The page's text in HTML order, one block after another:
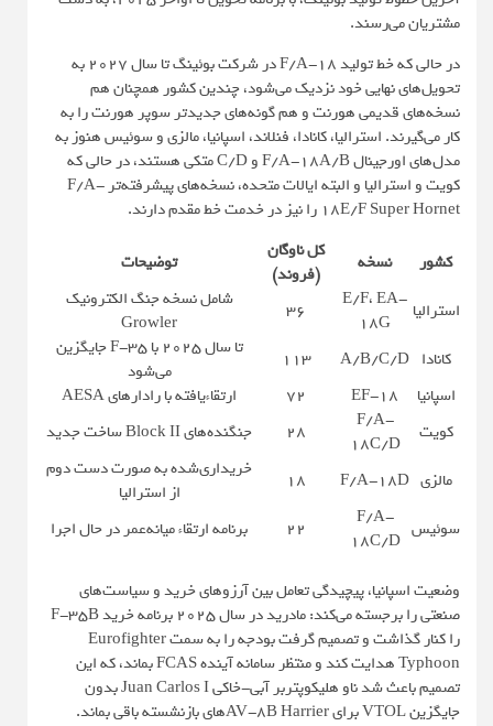
مشتریان می‌رسند.
در حالی که خط تولید F/A-18 در شرکت بوئینگ تا سال ۲۰۲۷ به
تحویل‌های نهایی خود نزدیک می‌شود، چندین کشور همچنان هم
نسخه‌های قدیمی هورنت و هم گونه‌های جدیدتر سوپر هورنت را به
کار می‌گیرند. استرالیا، کانادا، فنلاند، اسپانیا، مالزی و سوئیس هنوز به
مدل‌های اورجینال F/A-18A/B و C/D متکی هستند، در حالی که
کویت و استرالیا و البته ایالات متحده، نسخه‌های پیشرفته‌تر F/A-
18E/F Super Hornet را نیز در خدمت خط مقدم دارند.
کشور نسخه
کل ناوگان
(فروند)
توضیحات
استرالیا E/F، EA-
18G
۳۶
شامل نسخه جنگ الکترونیک
Growler
کانادا A/B/C/D ۱۱۳
تا سال ۲۰۲۵ با F-35 جایگزین
می‌شود
اسپانیا
EF-18 ۷۲
ارتقاءیافته با رادارهای AESA
کویت
F/A-
18C/D
۲۸
جنگنده‌های Block II ساخت جدید
مالزی F/A-18D ۱۸
خریداری‌شده به صورت دست دوم
از استرالیا
سوئیس
F/A-
18C/D
۲۲ برنامه ارتقاء میانه‌عمر در حال اجرا
وضعیت اسپانیا، پیچیدگی تعامل بین آرزوهای خرید و سیاست‌های
صنعتی را برجسته می‌کند: مادرید در سال ۲۰۲۵ برنامه خرید F-35B
را کنار گذاشت و تصمیم گرفت بودجه را به سمت Eurofighter
Typhoon هدایت کند و منتظر سامانه آینده FCAS بماند، که این
تصمیم باعث شد ناو هلیکوپتربر آبی-خاکی Juan Carlos I بدون
جایگزین VTOL برای AV-8B Harrier‌های بازنشسته باقی بماند.